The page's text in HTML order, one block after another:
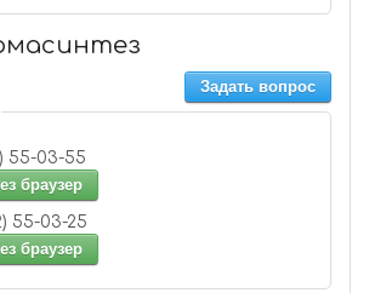
Задать вопрос
+7 (3952) 55-03-55
браузер
+7 (3952) 55-03-25
браузер